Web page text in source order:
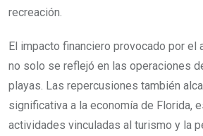
recreación.
El impacto financiero provocado por el
no solo se reflejó en las operaciones
playas. Las repercusiones también
significativa a la economía de Florida,
actividades vinculadas al turismo y la